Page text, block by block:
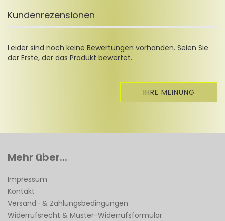
Kundenrezensionen
Leider sind noch keine Bewertungen vorhanden. Seien Sie
der Erste, der das Produkt bewertet.
IHRE MEINUNG
Mehr über...
Impressum
Kontakt
Versand- & Zahlungsbedingungen
Widerrufsrecht & Muster-Widerrufsformular